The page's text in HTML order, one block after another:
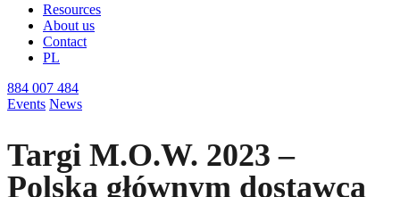
Resources
About us
Contact
PL
884 007 484
Events News
Targi M.O.W. 2023 –
Polska głównym dostawcą